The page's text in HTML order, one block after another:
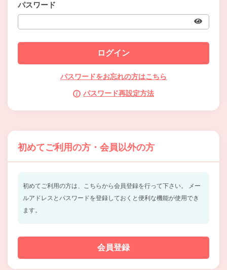
パスワード
パスワードをお忘れの方はこちら
パスワード再設定方法
初めてご利用の方・会員以外の方
初めてご利用の方は、こちらから会員登録を行って下さい。
メー
ルアドレスとパスワードを登録しておくと便利な機能が使用でき
ます。
会員登録